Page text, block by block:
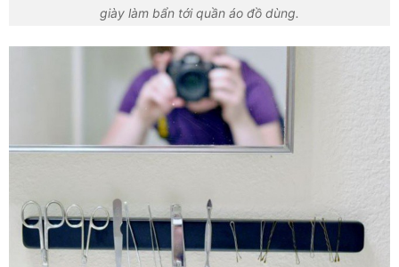
giày làm bẩn tới quần áo đồ dùng.